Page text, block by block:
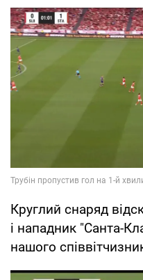
Круглий снаряд
і нападник "Санта-
нашого